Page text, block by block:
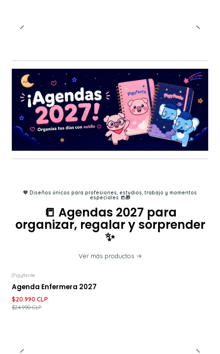
💙 Diseños únicos para profesiones, estudios, trabajo y momentos
especiales 📒🎁
📒 Agendas 2027 para
organizar, regalar y sorprender
✨
Ver más productos
-16%DESCUENTO
|Pigyfante
Agenda Enfermera 2027
$20.990 CLP
$24.990 CLP